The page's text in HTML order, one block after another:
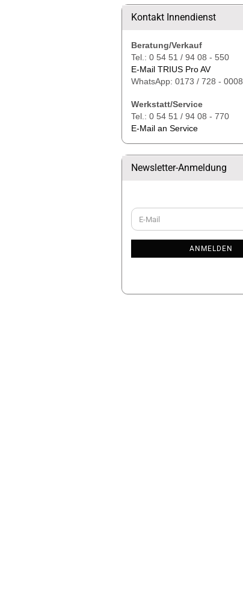
Kontakt Innendienst
Beratung/Verkauf
Tel.: 0 54 51 / 94 08 - 550
E-Mail TRIUS Pro AV
WhatsApp: 0173 / 728 - 0008
Werkstatt/Service
Tel.: 0 54 51 / 94 08 - 770
E-Mail an Service
Newsletter-Anmeldung
WEITER
ZUR
E-
Mail
ANMELDEN